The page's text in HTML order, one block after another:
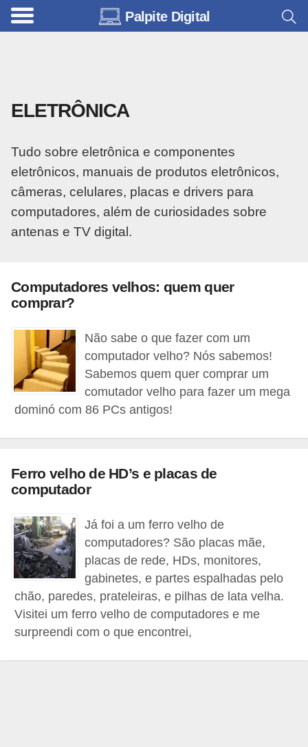
Palpite Digital
ELETRÔNICA
Tudo sobre eletrônica e componentes
eletrônicos, manuais de produtos eletrônicos,
câmeras, celulares, placas e drivers para
computadores, além de curiosidades sobre
antenas e TV digital.
Computadores velhos: quem quer
comprar?
Não sabe o que fazer com um
computador velho? Nós sabemos!
Sabemos quem quer comprar um
comutador velho para fazer um mega
dominó com 86 PCs antigos!
Ferro velho de HD’s e placas de
computador
Já foi a um ferro velho de
computadores? São placas mãe,
placas de rede, HDs, monitores,
gabinetes, e partes espalhadas pelo
chão, paredes, prateleiras, e pilhas de lata velha.
Visitei um ferro velho de computadores e me
surpreendi com o que encontrei,
C
o
C
ó
d
s
e
i
c
a
s
j
o
o
s
G
T
A